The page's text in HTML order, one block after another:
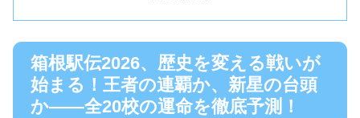
箱根駅伝2026、歴史を変える戦いが
始まる！王者の連覇か、新星の台頭
か――全20校の運命を徹底予測！